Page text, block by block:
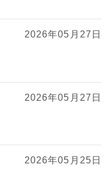
2026年05月27日
2026年05月27日
2026年05月25日